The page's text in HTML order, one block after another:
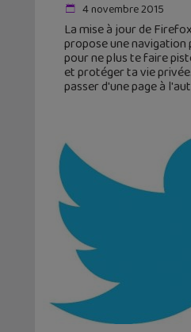
4 novembre 2015
La mise à jour de
propose une
pour ne plus te faire
et protéger ta vie
passer d'une page à